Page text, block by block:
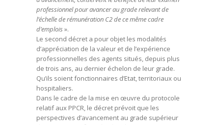
professionnel pour avancer au grade relevant de
l’échelle de rémunération C2 de ce même cadre
d’emplois ».
Le second décret a pour objet les modalités
d’appréciation de la valeur et de l’expérience
professionnelles des agents situés, depuis plus
de trois ans, au dernier échelon de leur grade.
Qu’ils soient fonctionnaires d’Etat, territoriaux ou
hospitaliers.
Dans le cadre de la mise en œuvre du protocole
relatif aux PPCR, le décret prévoit que les
perspectives d’avancement au grade supérieur